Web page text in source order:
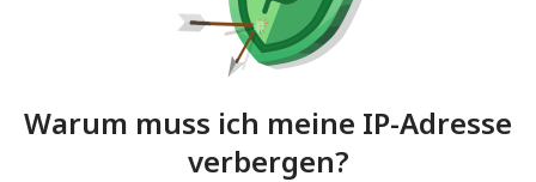
Warum muss ich meine IP-Adresse
verbergen?